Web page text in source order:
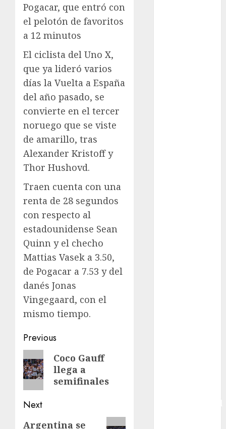
Pogacar, que entró con
el pelotón de favoritos
a 12 minutos
El ciclista del Uno X,
que ya lideró varios
días la Vuelta a España
del año pasado, se
convierte en el tercer
noruego que se viste
de amarillo, tras
Alexander Kristoff y
Thor Hushovd.
Traen cuenta con una
renta de 28 segundos
con respecto al
estadounidense Sean
Quinn y el checho
Mattias Vasek a 3.50,
de Pogacar a 7.53 y del
danés Jonas
Vingegaard, con el
mismo tiempo.
Post
navigation
Previous
Previous
post:
Coco Gauff
llega a
semifinales
Next
Next
Argentina se